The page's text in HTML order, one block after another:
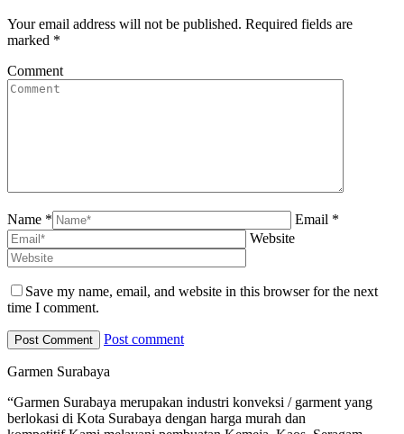
Your email address will not be published. Required fields are
marked *
Comment
Name *
Email *
Website
Save my name, email, and website in this browser for the next
time I comment.
Post comment
Garmen Surabaya
“Garmen Surabaya merupakan industri konveksi / garment yang
berlokasi di Kota Surabaya dengan harga murah dan